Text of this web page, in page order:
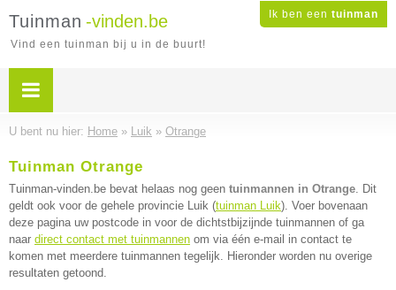
Ik ben een tuinman
Tuinman -vinden.be
Vind een tuinman bij u in de buurt!
U bent nu hier: Home » Luik » Otrange
Tuinman Otrange
Tuinman-vinden.be bevat helaas nog geen tuinmannen in Otrange. Dit
geldt ook voor de gehele provincie Luik (tuinman Luik). Voer bovenaan
deze pagina uw postcode in voor de dichtstbijzijnde tuinmannen of ga
naar direct contact met tuinmannen om via één e-mail in contact te
komen met meerdere tuinmannen tegelijk. Hieronder worden nu overige
resultaten getoond.